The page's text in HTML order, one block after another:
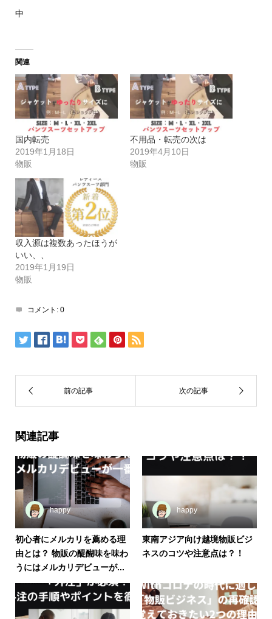
中
関連
国内転売
2019年1月18日
物販
不用品・転売の次は
2019年4月10日
物販
収入源は複数あったほうが
いい、、
2019年1月19日
物販
コメント: 0
関連記事
happy
初心者にメルカリを薦める理
由とは？ 物販の醍醐味を味わ
うにはメルカリデビューが...
happy
東南アジア向け越境物販ビジ
ネスのコツや注意点は？！